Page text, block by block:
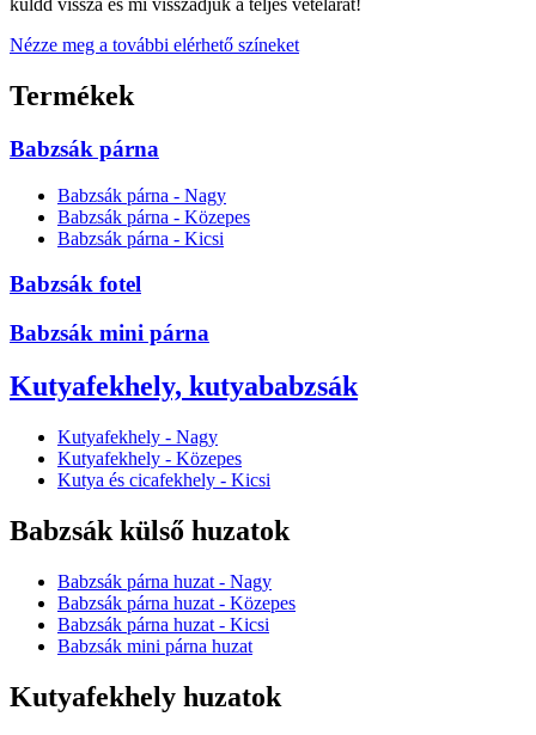
küldd vissza és mi visszadjuk a teljes vételárat!
Nézze meg a további elérhető színeket
Termékek
Babzsák párna
Babzsák párna - Nagy
Babzsák párna - Közepes
Babzsák párna - Kicsi
Babzsák fotel
Babzsák mini párna
Kutyafekhely, kutyababzsák
Kutyafekhely - Nagy
Kutyafekhely - Közepes
Kutya és cicafekhely - Kicsi
Babzsák külső huzatok
Babzsák párna huzat - Nagy
Babzsák párna huzat - Közepes
Babzsák párna huzat - Kicsi
Babzsák mini párna huzat
Kutyafekhely huzatok